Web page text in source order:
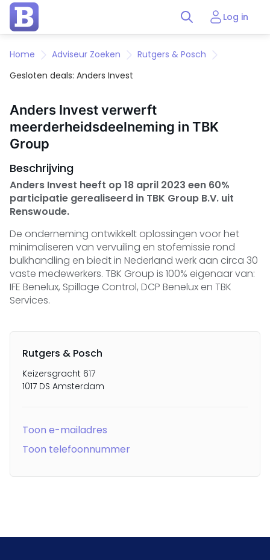
Log in
Home Adviseur Zoeken
Rutgers & Posch
Gesloten deals: Anders Invest
Anders Invest verwerft
meerderheidsdeelneming in TBK
Group
Beschrijving
Anders Invest heeft op 18 april 2023 een 60%
participatie gerealiseerd in TBK Group B.V. uit
Renswoude.
De onderneming ontwikkelt oplossingen voor het
minimaliseren van vervuiling en stofemissie rond
bulkhandling en biedt in Nederland werk aan circa 30
vaste medewerkers. TBK Group is 100% eigenaar van:
IFE Benelux, Spillage Control, DCP Benelux en TBK
Services.
Rutgers & Posch
Keizersgracht 617
1017 DS Amsterdam
Toon e-mailadres
Toon telefoonnummer